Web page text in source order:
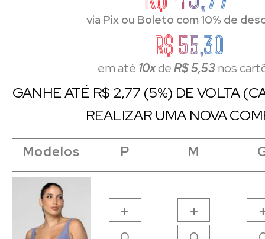
via Pix ou Boleto com 10% de
R$ 55,30
em até 10xdeR$ 5,53nos
GANHE ATÉ R$ 2,77 (5%) DE VOLTA
REALIZAR UMA NOVA
Modelos P M
+ +
Modelos
Modelos
Modelos P M